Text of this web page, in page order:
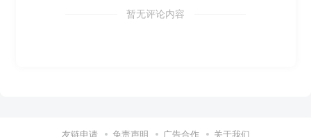
暂无评论内容
友链申请 免责声明 广告合作 关于我们